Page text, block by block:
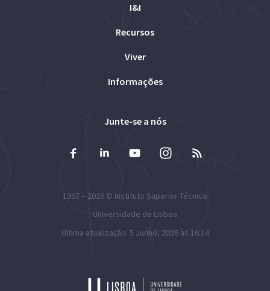
I&I
Recursos
Viver
Informações
Junte-se a nós
1997 – 2026 © Instituto Superior Técnico
Universidade de Lisboa
Última atualização: 5 Junho, 2026 às 16:14